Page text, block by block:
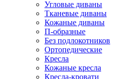
Угловые диваны
Тканевые диваны
Кожаные диваны
П-образные
Без подлокотников
Ортопедические
Кресла
Кожаные кресла
Кресла-кровати